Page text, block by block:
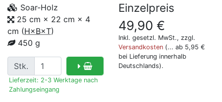
Soar-Holz
25 cm × 22 cm × 4
cm (H×B×T)
450 g
Stk.
Lieferzeit: 2-3 Werktage nach
Zahlungseingang
Einzelpreis
49,90 €
Inkl. gesetzl. MwSt., zzgl.
Versandkosten (... ab 5,95 €
bei Lieferung innerhalb
Deutschlands).